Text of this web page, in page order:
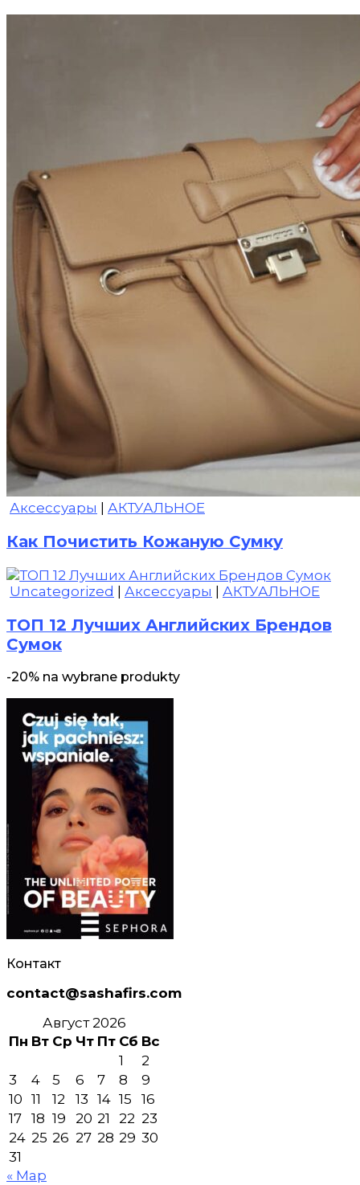
Аксессуары | АКТУАЛЬНОЕ
Как Почистить Кожаную Сумку
Uncategorized | Аксессуары | АКТУАЛЬНОЕ
ТОП 12 Лучших Английских Брендов
Сумок
-20% na wybrane produkty
Контакт
contact@sashafirs.com
Август 2026
Пн Вт Ср Чт Пт Сб Вс
1
2
3
4 5 6 7 8
9
10 11 12 13 14 15
16
17 18 19 20 21 22 23
24 25 26 27 28 29 30
31
« Мар